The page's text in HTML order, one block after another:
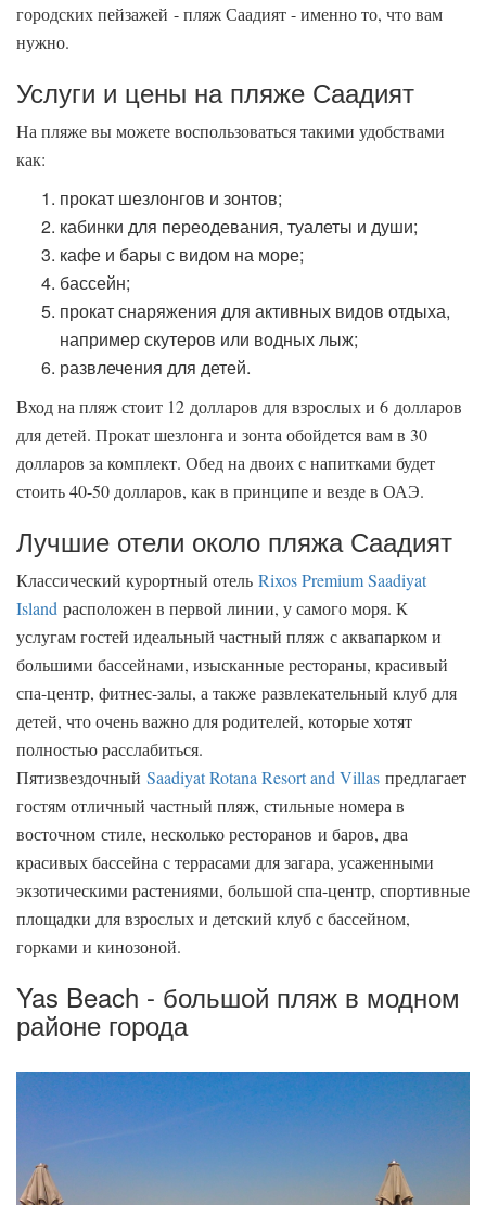
городских пейзажей - пляж Саадият - именно то, что вам
нужно.
Услуги и цены на пляже Саадият
На пляже вы можете воспользоваться такими удобствами
как:
прокат шезлонгов и зонтов;
кабинки для переодевания, туалеты и души;
кафе и бары с видом на море;
бассейн;
прокат снаряжения для активных видов отдыха,
например скутеров или водных лыж;
развлечения для детей.
Вход на пляж стоит 12 долларов для взрослых и 6 долларов
для детей. Прокат шезлонга и зонта обойдется вам в 30
долларов за комплект. Обед на двоих с напитками будет
стоить 40-50 долларов, как в принципе и везде в ОАЭ.
Лучшие отели около пляжа Саадият
Классический курортный отель Rixos Premium Saadiyat
Island расположен в первой линии, у самого моря. К
услугам гостей идеальный частный пляж с аквапарком и
большими бассейнами, изысканные рестораны, красивый
спа-центр, фитнес-залы, а также развлекательный клуб для
детей, что очень важно для родителей, которые хотят
полностью расслабиться.
Пятизвездочный Saadiyat Rotana Resort and Villas предлагает
гостям отличный частный пляж, стильные номера в
восточном стиле, несколько ресторанов и баров, два
красивых бассейна с террасами для загара, усаженными
экзотическими растениями, большой спа-центр, спортивные
площадки для взрослых и детский клуб с бассейном,
горками и кинозоной.
Yas Beach - большой пляж в модном
районе города